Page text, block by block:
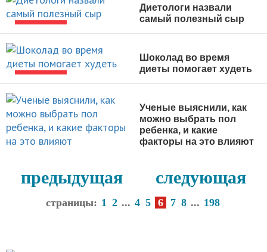
Диетологи назвали
самый полезный сыр
Шоколад во время
диеты помогает худеть
Ученые выяснили, как
можно выбрать пол
ребенка, и какие
факторы на это влияют
предыдущая следующая
страницы: 1 2 ... 4 5 6 7 8 ... 198